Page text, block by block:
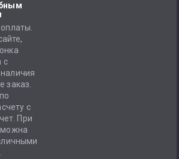
с
заказ.
с
При